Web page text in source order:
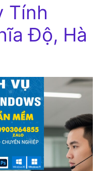
Tính
Độ, Hà